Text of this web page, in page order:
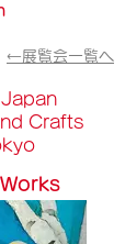
←展覧会一覧へ
Crafts